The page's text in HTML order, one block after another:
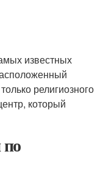
известных
религиозного
который